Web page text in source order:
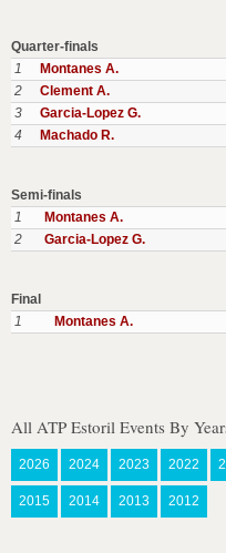
Quarter-finals
1
Montanes A.
2
Clement A.
3
Garcia-Lopez G.
4
Machado R.
Semi-finals
1
Montanes A.
2
Garcia-Lopez G.
Final
1
Montanes A.
All ATP Estoril Events By
2026 2024 2023 2022
2015 2014 2013 2012